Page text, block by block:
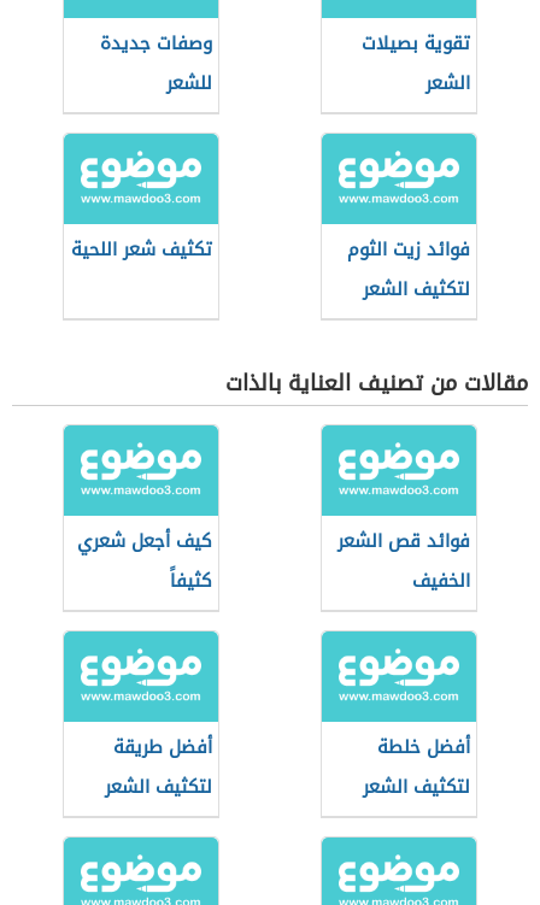
تقوية بصيلات
الشعر
وصفات جديدة
للشعر
فوائد زيت الثوم
لتكثيف الشعر
تكثيف شعر اللحية
مقالات من تصنيف العناية بالذات
فوائد قص الشعر
الخفيف
كيف أجعل شعري
كثيفاً
أفضل خلطة
لتكثيف الشعر
أفضل طريقة
لتكثيف الشعر